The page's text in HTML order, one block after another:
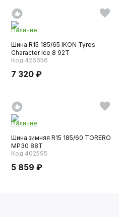
Наличие
Шина R15 185/65 IKON Tyres
Character Ice 8 92T
Код 426656
7 320 ₽
Наличие
Шина зимняя R15 185/60 TORERO
MP30 88T
Код 402595
5 859 ₽